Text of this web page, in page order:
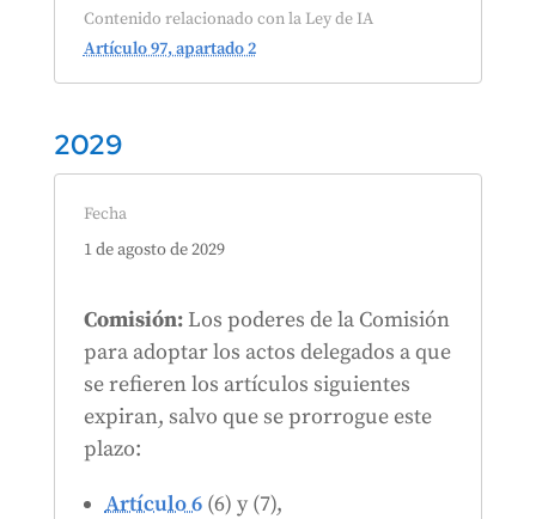
Contenido relacionado con la Ley de IA
Artículo 97, apartado 2
2029
Fecha
1 de agosto de 2029
Comisión:Los poderes de la Comisión
para adoptar los actos delegados a que
se refieren los artículos siguientes
expiran, salvo que se prorrogue este
plazo:
Artículo 6(6) y (7),